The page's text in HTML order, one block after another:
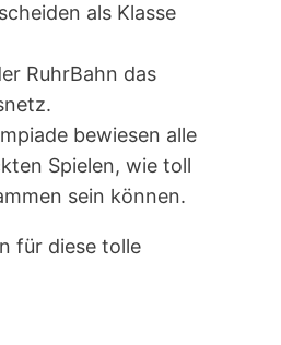
als Klasse
RuhrBahn das
bewiesen alle
Spielen, wie toll
sein können.
für diese tolle